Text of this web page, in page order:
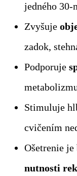
jedného 30-
Zvyšuje
zadok,
Podporuje
Stimuluje
cvičením
Ošetrenie je
nutnosti